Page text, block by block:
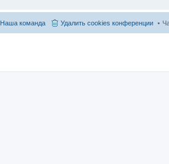
Удалить cookies конференции
Наша команда